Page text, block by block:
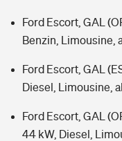
Ford Escort, GAL
Benzin, Limousine,
Ford Escort, GAL
Diesel, Limousine,
Ford Escort, GAL
44 kW, Diesel,